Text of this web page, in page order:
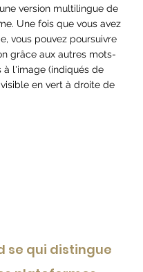
version multilingue de
Une fois que vous avez
vous pouvez poursuivre
grâce aux autres mots-
à l'image (indiqués de
en vert à droite de
se qui distingue